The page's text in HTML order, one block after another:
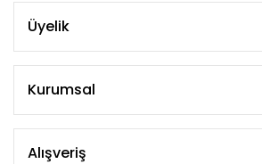
Üyelik
Kurumsal
Alışveriş